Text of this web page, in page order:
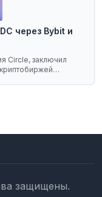
через Bybit и
Circle, заключил
защищены.